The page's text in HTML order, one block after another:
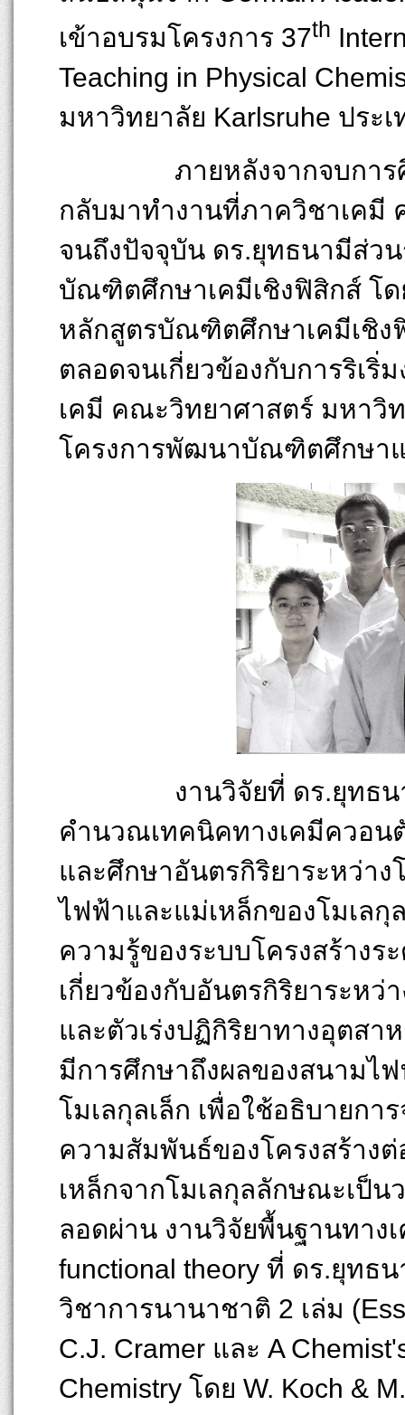
เข้าอบรมโครงการ 37th
Teaching in Physical
มหาวิทยาลัย Karlsruhe ประ
ภายหลังจากจบการศึกษ
กลับมาทำงานที่ภาควิชาเคมี
จนถึงปัจจุบัน ดร.ยุทธนามีส่ว
บัณฑิตศึกษาเคมีเชิงฟิสิกส์ โ
หลักสูตรบัณฑิตศึกษาเคมีเชิ
ตลอดจนเกี่ยวข้องกับการริเ
เคมี คณะวิทยาศาสตร์ มหาวิ
โครงการพัฒนาบัณฑิตศึกษาแ
งานวิจัยที่ ดร.ยุทธนา มีส่
คำนวณเทคนิคทางเคมีควอน
และศึกษาอันตรกิริยาระหว่าง
ไฟฟ้าและแม่เหล็กของโมเล
ความรู้ของระบบโครงสร้าง
เกี่ยวข้องกับอันตรกิริยาระห
และตัวเร่งปฏิกิริยาทางอุตสา
มีการศึกษาถึงผลของสนามไ
โมเลกุลเล็ก เพื่อใช้อธิบายกา
ความสัมพันธ์ของโครงสร้าง
เหล็กจากโมเลกุลลักษณะเป็
ลอดผ่าน งานวิจัยพื้นฐานทาง
functional theory ที่ ดร.ยุทธ
วิชาการนานาชาติ 2 เล่ม
C.J. Cramer และ A
Chemistry โดย W. Koch &